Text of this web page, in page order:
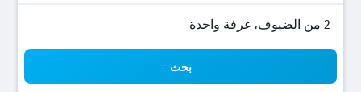
2 من الضيوف، غرفة واحدة
بحث